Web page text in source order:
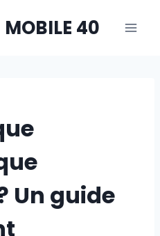
MOBILE 40
Un guide